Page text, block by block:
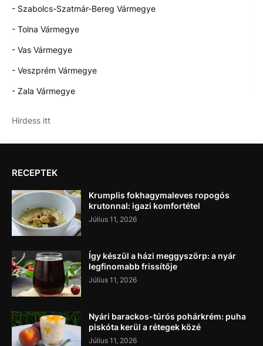
- Szabolcs-Szatmár-Bereg Vármegye
- Tolna Vármegye
- Vas Vármegye
- Veszprém Vármegye
- Zala Vármegye
Hirdess itt
RECEPTEK
Krumplis fokhagymaleves ropogós
krutonnal: igazi komfortétel
Július 11, 2026
Így készül a házi meggyszörp: a nyár
legfinomabb frissítője
Július 11, 2026
Nyári barackos-túrós pohárkrém: puha
piskóta kerül a rétegek közé
Július 11, 2026